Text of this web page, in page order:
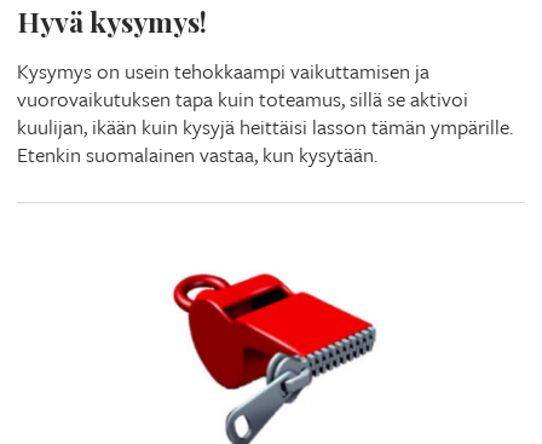
Hyvä kysymys!
Kysymys on usein tehokkaampi vaikuttamisen ja
vuorovaikutuksen tapa kuin toteamus, sillä se aktivoi
kuulijan, ikään kuin kysyjä heittäisi lasson tämän ympärille.
Etenkin suomalainen vastaa, kun kysytään.